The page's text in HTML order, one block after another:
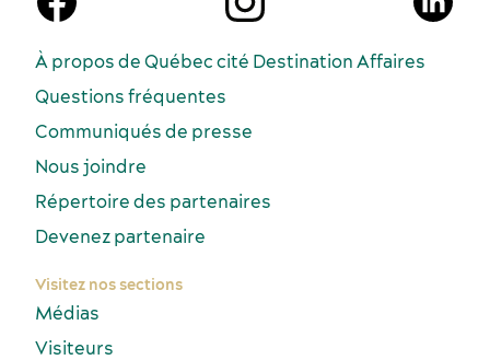
À propos de Québec cité Destination Affaires
Questions fréquentes
Communiqués de presse
Nous joindre
Répertoire des partenaires
Devenez partenaire
Visitez nos sections
Médias
Visiteurs